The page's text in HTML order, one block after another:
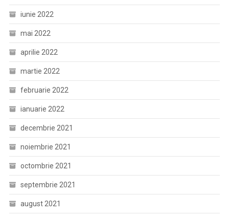
iunie 2022
mai 2022
aprilie 2022
martie 2022
februarie 2022
ianuarie 2022
decembrie 2021
noiembrie 2021
octombrie 2021
septembrie 2021
august 2021